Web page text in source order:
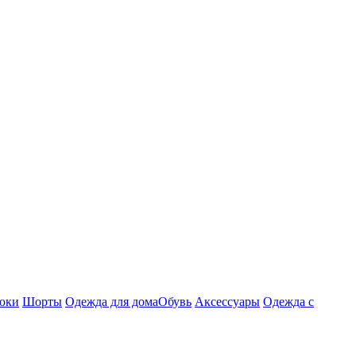
Шорты Одежда для домаОбувь Аксессуары Одежда с